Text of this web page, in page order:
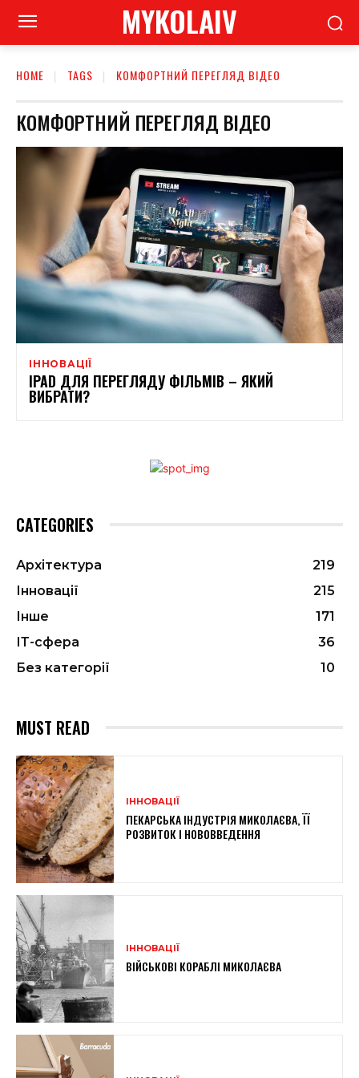
MYKOLAIV
HOME TAGS КОМФОРТНИЙ ПЕРЕГЛЯД ВІДЕО
КОМФОРТНИЙ ПЕРЕГЛЯД ВІДЕО
ІННОВАЦІЇ
IPAD ДЛЯ ПЕРЕГЛЯДУ ФІЛЬМІВ – ЯКИЙ
ВИБРАТИ?
CATEGORIES
Архітектура
219
Інновації
215
Інше
171
ІТ-сфера
36
Без категорії
10
MUST READ
ІННОВАЦІЇ
ПЕКАРСЬКА ІНДУСТРІЯ МИКОЛАЄВА, ЇЇ
РОЗВИТОК І НОВОВВЕДЕННЯ
ІННОВАЦІЇ
ВІЙСЬКОВІ КОРАБЛІ МИКОЛАЄВА